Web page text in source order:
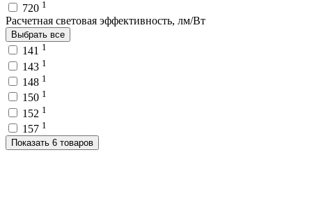
720 1
Расчетная световая эффективность, лм/Вт
Выбрать все
141 1
143 1
148 1
150 1
152 1
157 1
Показать 6 товаров